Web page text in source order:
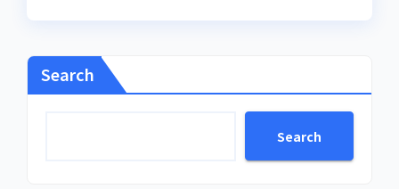
Search
Search